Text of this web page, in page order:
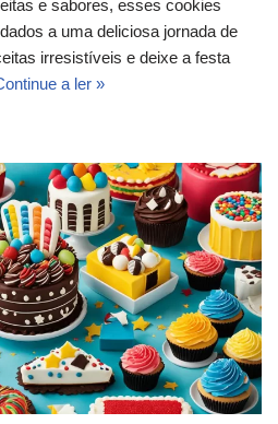
e sabores, esses cookies
a uma deliciosa jornada de
irresistíveis e deixe a festa
a ler »